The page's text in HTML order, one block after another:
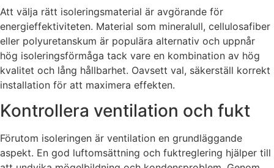
Att välja rätt isoleringsmaterial är avgörande för
energieffektiviteten. Material som mineralull, cellulosafiber
eller polyuretanskum är populära alternativ och uppnår
hög isoleringsförmåga tack vare en kombination av hög
kvalitet och lång hållbarhet. Oavsett val, säkerställ korrekt
installation för att maximera effekten.
Kontrollera ventilation och fukt
Förutom isoleringen är ventilation en grundläggande
aspekt. En god luftomsättning och fuktreglering hjälper till